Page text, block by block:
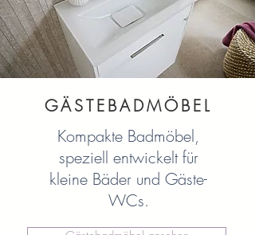
GÄSTEBADMÖBEL
Kompakte Badmöbel,
speziell entwickelt für
kleine Bäder und Gäste-
WCs.